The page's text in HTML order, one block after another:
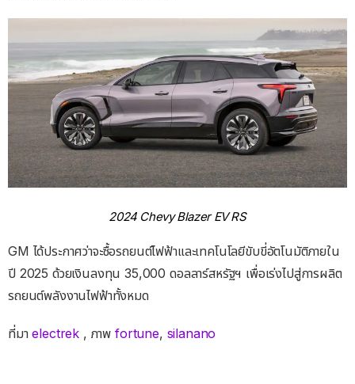
2024 Chevy Blazer EV RS
GM ได้ประกาศว่าจะซื้อรถยนต์ไฟฟ้าและเทคโนโลยีขับขี่อัตโนมัติภายใน
ปี 2025 ด้วยเงินลงทุน 35,000 ดอลลาร์สหรัฐฯ เพื่อเร่งไปสู่การผลิต
รถยนต์พลังงานไฟฟ้าทั้งหมด
ที่มาelectrek , ภาพ fortune, silanano